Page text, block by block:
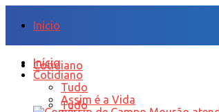
Início
Cotidiano
Tudo
Início
Cotidiano
Tudo
Assim é a Vida